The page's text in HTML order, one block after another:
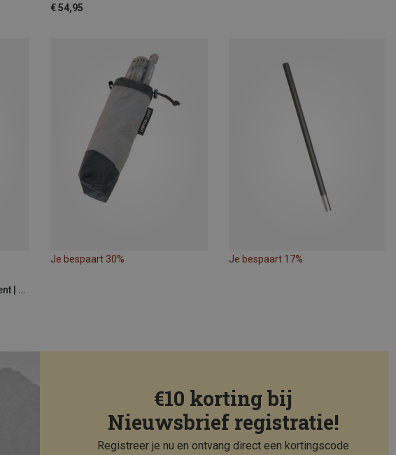
€ 54,95
EOE - Eifel Outdoor Equipment | Tent reparatie, onderhoud & accessoires
Je bespaart 30% Je bespaart 17%
€10 korting bij
Nieuwsbrief registratie!
Registreer je nu en ontvang direct een kortingscode